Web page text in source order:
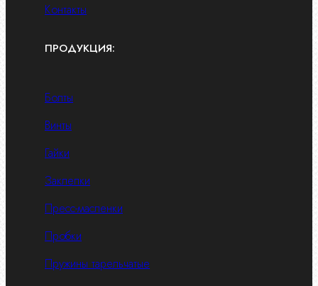
Контакты
ПРОДУКЦИЯ:
Болты
Винты
Гайки
Заклепки
Пресс-масленки
Пробки
Пружины тарельчатые